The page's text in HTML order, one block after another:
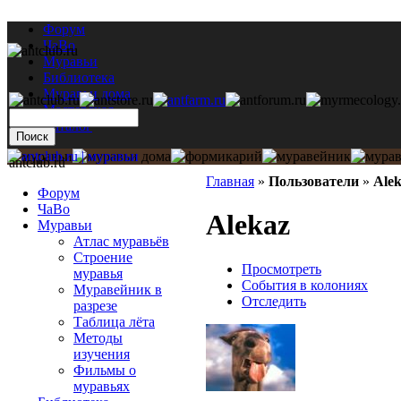
Форум
ЧаВо
Муравьи
Библиотека
Муравьи дома
Мастерская
Каталог
Главная » Пользователи »
Alekaz
Просмотреть
События в колониях
Отследить
antclub.ru
Форум
ЧаВо
Муравьи
Атлас муравьёв
Строение
муравья
Муравейник в
разрезе
Таблица лёта
Методы
изучения
Фильмы о
муравьях